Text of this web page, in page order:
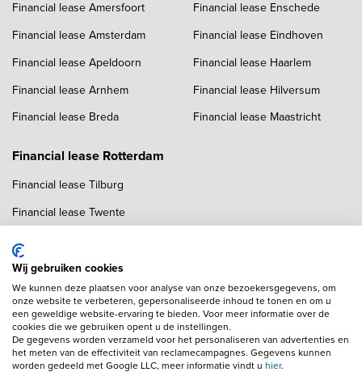
Financial lease Amersfoort
Financial lease Amsterdam
Financial lease Apeldoorn
Financial lease Arnhem
Financial lease Breda
Financial lease Enschede
Financial lease Eindhoven
Financial lease Haarlem
Financial lease Hilversum
Financial lease Maastricht
Financial lease Rotterdam
Financial lease Tilburg
Financial lease Twente
Financial lease Utrecht
Financial lease Zwolle
Wij gebruiken cookies
We kunnen deze plaatsen voor analyse van onze bezoekersgegevens, om
onze website te verbeteren, gepersonaliseerde inhoud te tonen en om u
een geweldige website-ervaring te bieden. Voor meer informatie over de
cookies die we gebruiken opent u de instellingen.
De gegevens worden verzameld voor het personaliseren van advertenties en
het meten van de effectiviteit van reclamecampagnes. Gegevens kunnen
worden gedeeld met Google LLC, meer informatie vindt u hier.